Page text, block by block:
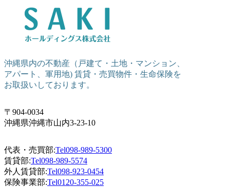
沖縄県内の不動産（戸建て・土地・マンション、
アパート、軍用地) 賃貸・売買物件・生命保険を
お取扱いしております。
〒904-0034
沖縄県沖縄市山内3-23-10
代表・売買部:Tel098-989-5300
賃貸部:Tel098-989-5574
外人賃貸部:Tel098-923-0454
保険事業部:Tel0120-355-025